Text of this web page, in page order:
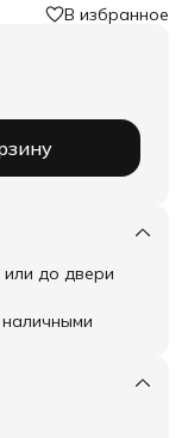
В избранное
до двери